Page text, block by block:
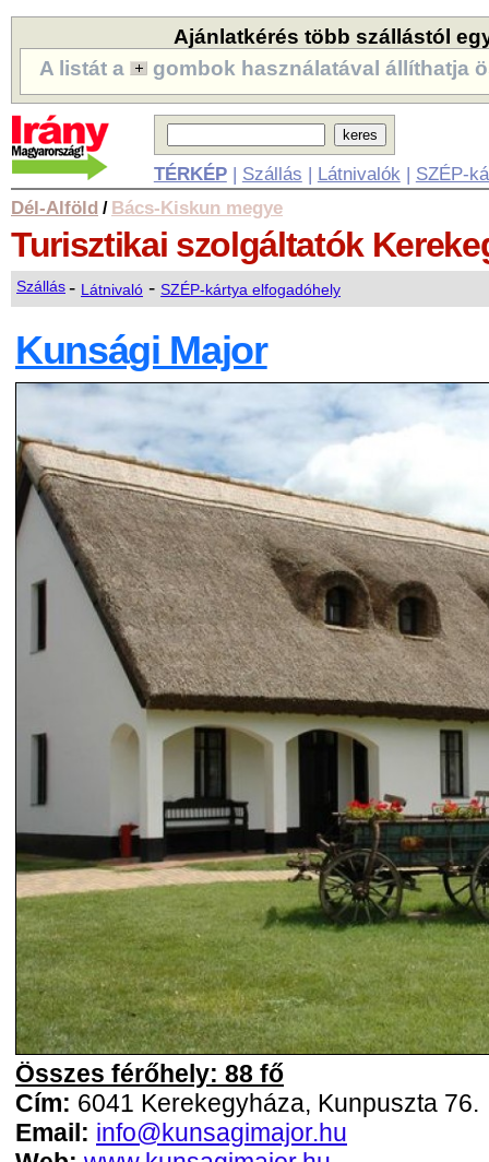
Ajánlatkérés több szállástól
A listát a
gombok használatával állíthatja
TÉRKÉP| Szállás | Látnivalók | SZÉP-
Dél-Alföld / Bács-Kiskun megye
Turisztikai szolgáltatók
Szállás- Látnivaló - SZÉP-kártya elfogadóhely
Kunsági Major
Összes férőhely: 88 fő
Cím: 6041 Kerekegyháza, Kunpuszta 76.
Email: info@kunsagimajor.hu